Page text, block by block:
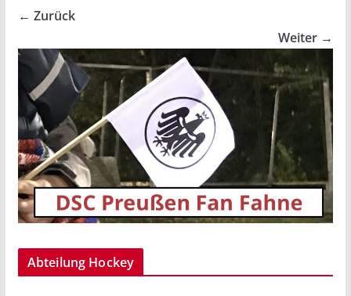
← Zurück
Weiter →
Abteilung Hockey